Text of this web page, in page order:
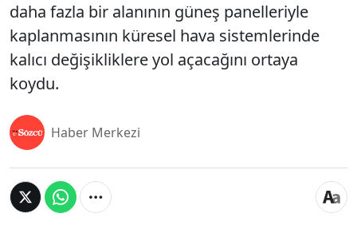
daha fazla bir alanının güneş panelleriyle
kaplanmasının küresel hava sistemlerinde
kalıcı değişikliklere yol açacağını ortaya
koydu.
Haber Merkezi